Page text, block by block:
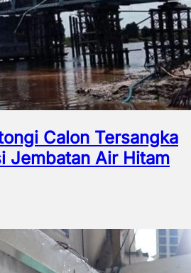
Calon Tersangka
Jembatan Air Hitam